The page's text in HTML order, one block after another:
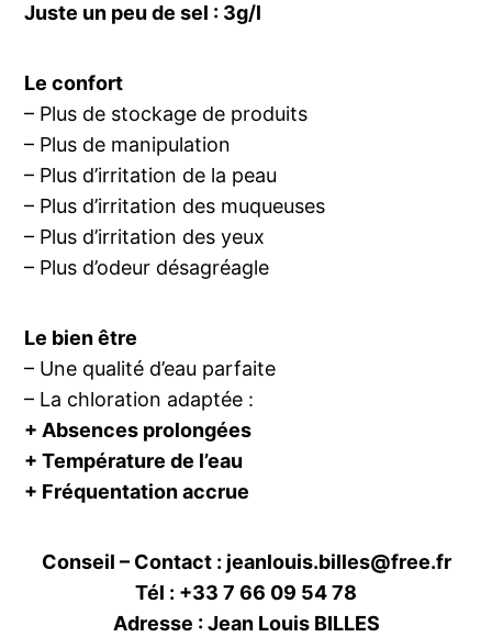
Juste un peu de sel : 3g/l
Le confort
– Plus de stockage de produits
– Plus de manipulation
– Plus d’irritation de la peau
– Plus d’irritation des muqueuses
– Plus d’irritation des yeux
– Plus d’odeur désagréagle
Le bien être
– Une qualité d’eau parfaite
– La chloration adaptée :
+ Absences prolongées
+ Température de l’eau
+ Fréquentation accrue
Conseil – Contact : jeanlouis.billes@free.fr
Tél : +33 7 66 09 54 78
Adresse : Jean Louis BILLES